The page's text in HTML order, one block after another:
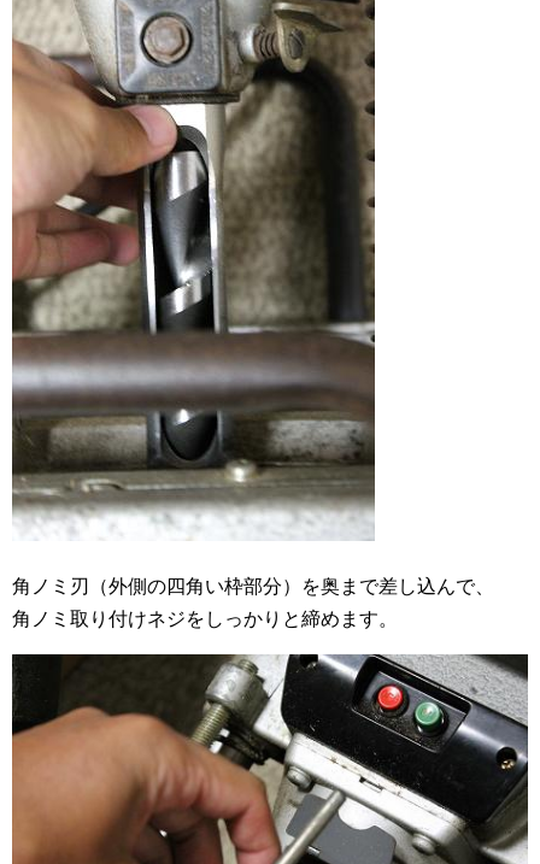
角ノミ刃（外側の四角い枠部分）を奥まで差し込んで、
角ノミ取り付けネジをしっかりと締めます。